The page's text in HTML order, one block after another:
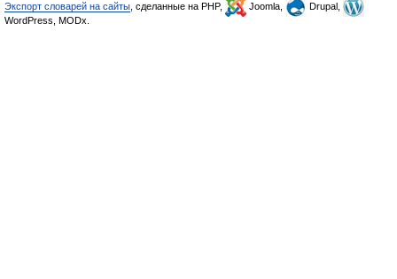
Экспорт словарей на сайты , сделанные на PHP, Joomla,
Drupal,
WordPress, MODx.